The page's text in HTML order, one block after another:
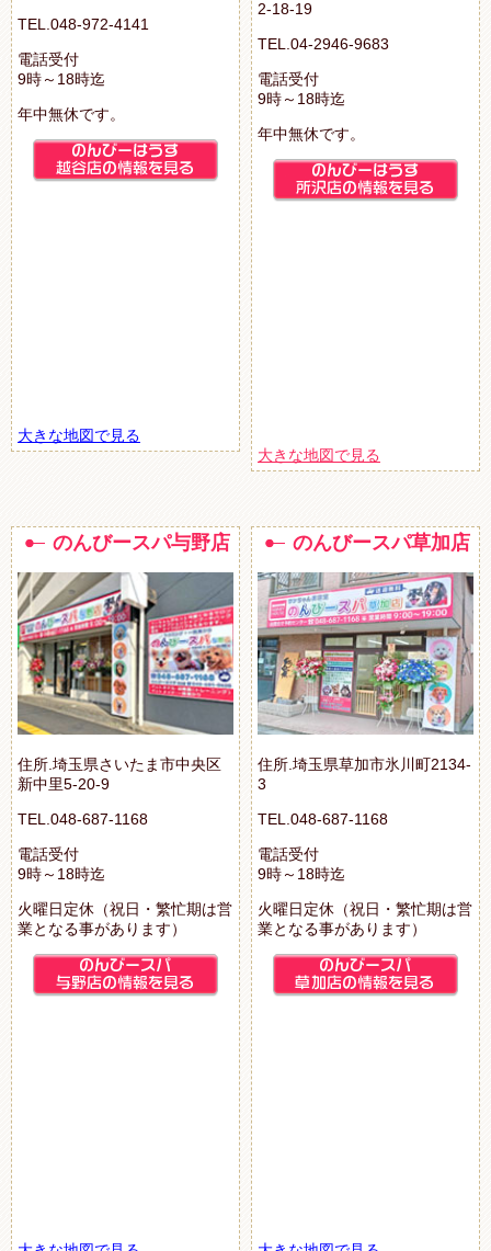
TEL.048-972-4141
電話受付
9時～18時迄
年中無休です。
大きな地図で見る
2-18-19
TEL.04-2946-9683
電話受付
9時～18時迄
年中無休です。
大きな地図で見る
のんびースパ与野店
住所.埼玉県さいたま市中央区
新中里5-20-9
TEL.048-687-1168
電話受付
9時～18時迄
火曜日定休（祝日・繁忙期は営
業となる事があります）
のんびースパ草加店
住所.埼玉県草加市氷川町2134-
3
TEL.048-687-1168
電話受付
9時～18時迄
火曜日定休（祝日・繁忙期は営
業となる事があります）